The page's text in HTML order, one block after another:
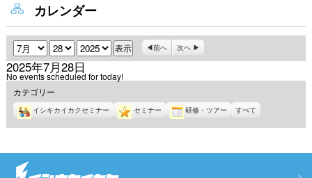
カレンダー
月 日 年 前へ 次へ
2025年7月28日
No events scheduled for today!
カテゴリー
イシキカイカクセミナー セミナー 研修・ツアー すべて